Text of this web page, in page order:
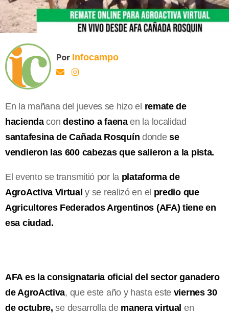
Por Infocampo
En la mañana del jueves se hizo el remate de
haciendacondestino a faenaen la localidad
santafesina de Cañada Rosquín dondese
vendieron las 600 cabezas que salieron a la pista.
El evento se transmitió por la plataforma de
AgroActiva Virtual y se realizó en el predio que
Agricultores Federados Argentinos (AFA) tiene en
esa ciudad.
AFA es la consignataria oficial del sector ganadero
de AgroActiva, que este año y hasta este viernes 30
de octubre, se desarrolla de manera virtual en